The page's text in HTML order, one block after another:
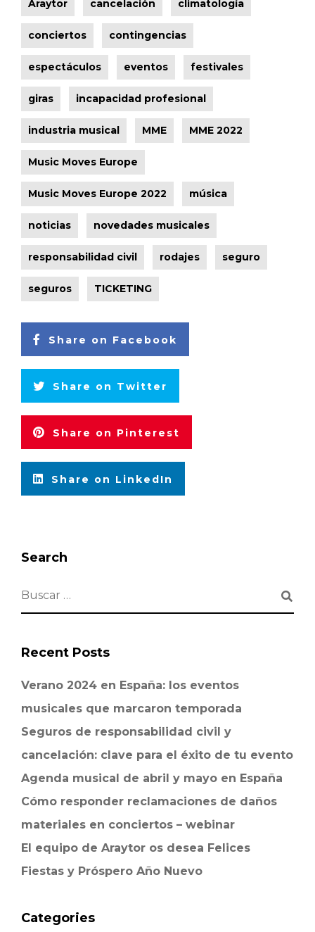
Araytor cancelación climatología
conciertos contingencias
espectáculos eventos festivales
giras incapacidad profesional
industria musical MME MME 2022
Music Moves Europe
Music Moves Europe 2022 música
noticias novedades musicales
responsabilidad civil rodajes seguro
seguros TICKETING
Share on Facebook
Share on Twitter
Share on Pinterest
Share on LinkedIn
Search
Recent Posts
Verano 2024 en España: los eventos
musicales que marcaron temporada
Seguros de responsabilidad civil y
cancelación: clave para el éxito de tu evento
Agenda musical de abril y mayo en España
Cómo responder reclamaciones de daños
materiales en conciertos – webinar
El equipo de Araytor os desea Felices
Fiestas y Próspero Año Nuevo
Categories